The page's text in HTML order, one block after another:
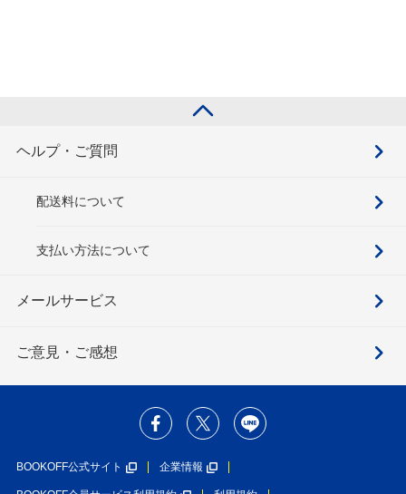
ヘルプ・ご質問
配送料について
支払い方法について
メールサービス
ご意見・ご感想
BOOKOFF公式サイト 企業情報